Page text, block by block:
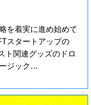
を着実に進め始めて
スタートアップの
ト関連グッズのドロ
ジック…